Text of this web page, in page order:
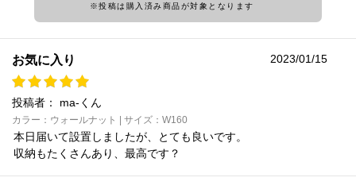
※投稿は購入済み商品が対象となります
お気に入り 2023/01/15
投稿者： ma-くん
カラー：ウォールナット | サイズ：W160
本日届いて設置しましたが、とても良いです。
収納もたくさんあり、最高です？